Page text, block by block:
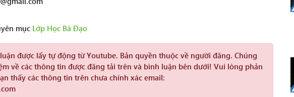
mục Lớp Học Bá Đạo
được lấy tự động từ Youtube. Bản quyền thuộc về người đăng. Chúng
về các thông tin được đăng tải trên và bình luận bên dưới! Vui lòng phản
thấy các thông tin trên chưa chính xác email: